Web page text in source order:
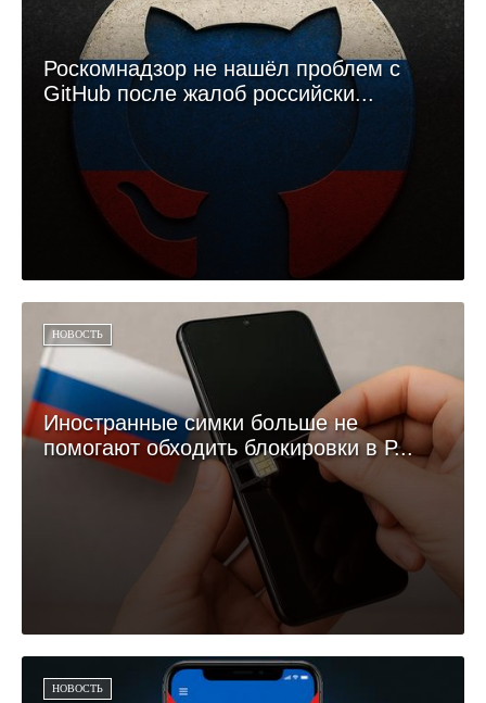
Роскомнадзор не нашёл проблем с
GitHub после жалоб российски...
НОВОСТЬ
Иностранные симки больше не
помогают обходить блокировки в Р...
НОВОСТЬ